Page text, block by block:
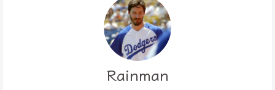
Rainman